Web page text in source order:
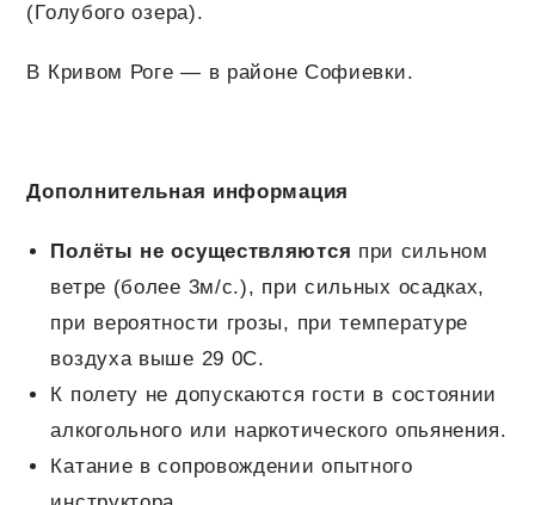
(Голубого озера).
В Кривом Роге — в районе Софиевки.
Дополнительная информация
Полёты не осуществляются при сильном
ветре (более 3м/с.), при сильных осадках,
при вероятности грозы, при температуре
воздуха выше 29 0С.
К полету не допускаются гости в состоянии
алкогольного или наркотического опьянения.
Катание в сопровождении опытного